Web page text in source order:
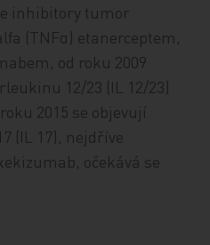
inhibitory tumor
(TNFα) etanerceptem,
od roku 2009
12/23 (IL 12/23)
2015 se objevují
(IL 17), nejdříve
očekává se